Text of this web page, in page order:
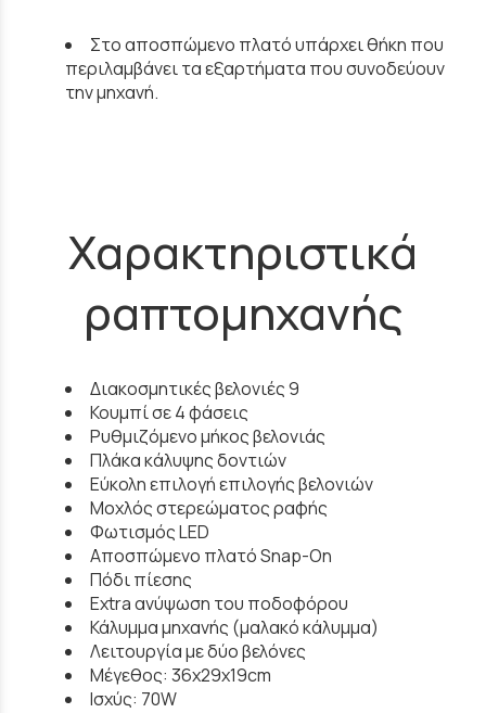
Στο αποσπώμενο πλατό υπάρχει θήκη που
περιλαμβάνει τα εξαρτήματα που συνοδεύουν
την μηχανή.
Χαρακτηριστικά
ραπτομηχανής
Διακοσμητικές βελονιές 9
Κουμπί σε 4 φάσεις
Ρυθμιζόμενο μήκος βελονιάς
Πλάκα κάλυψης δοντιών
Εύκολη επιλογή επιλογής βελονιών
Μοχλός στερεώματος ραφής
Φωτισμός LED
Αποσπώμενο πλατό Snap-On
Πόδι πίεσης
Extra ανύψωση του ποδοφόρου
Κάλυμμα μηχανής (μαλακό κάλυμμα)
Λειτουργία με δύο βελόνες
Μέγεθος: 36x29x19cm
Ισχύς: 70W